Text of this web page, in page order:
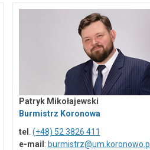
Patryk Mikołajewski
Burmistrz Koronowa
tel
(+48) 52 3826 411
e-mail : burmistrz@um.koronowo.pl